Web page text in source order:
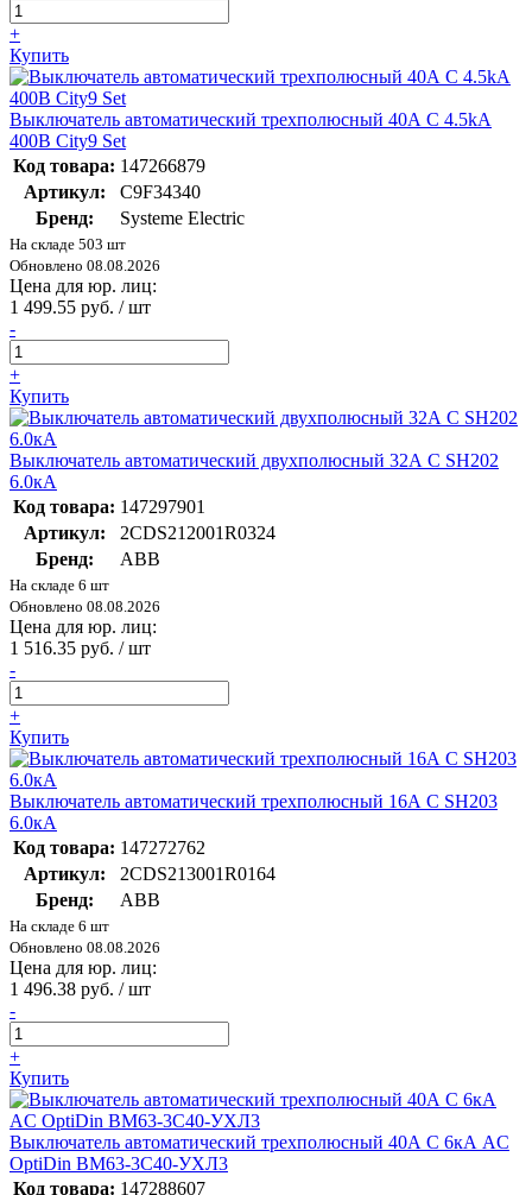
+
Купить
Выключатель автоматический трехполюсный 40А С 4.5kA
400В City9 Set
Код товара: 147266879
Артикул:
C9F34340
Бренд:
Systeme Electric
На складе 503 шт
Обновлено 08.08.2026
Цена для юр. лиц:
1 499.55 руб. / шт
-
+
Купить
Выключатель автоматический двухполюсный 32А С SH202
6.0кА
Код товара: 147297901
Артикул:
2CDS212001R0324
Бренд:
ABB
На складе 6 шт
Обновлено 08.08.2026
Цена для юр. лиц:
1 516.35 руб. / шт
-
+
Купить
Выключатель автоматический трехполюсный 16А С SH203
6.0кА
Код товара: 147272762
Артикул:
2CDS213001R0164
Бренд:
ABB
На складе 6 шт
Обновлено 08.08.2026
Цена для юр. лиц:
1 496.38 руб. / шт
-
+
Купить
Выключатель автоматический трехполюсный 40А C 6кА AC
OptiDin BM63-3C40-УХЛ3
Код товара: 147288607